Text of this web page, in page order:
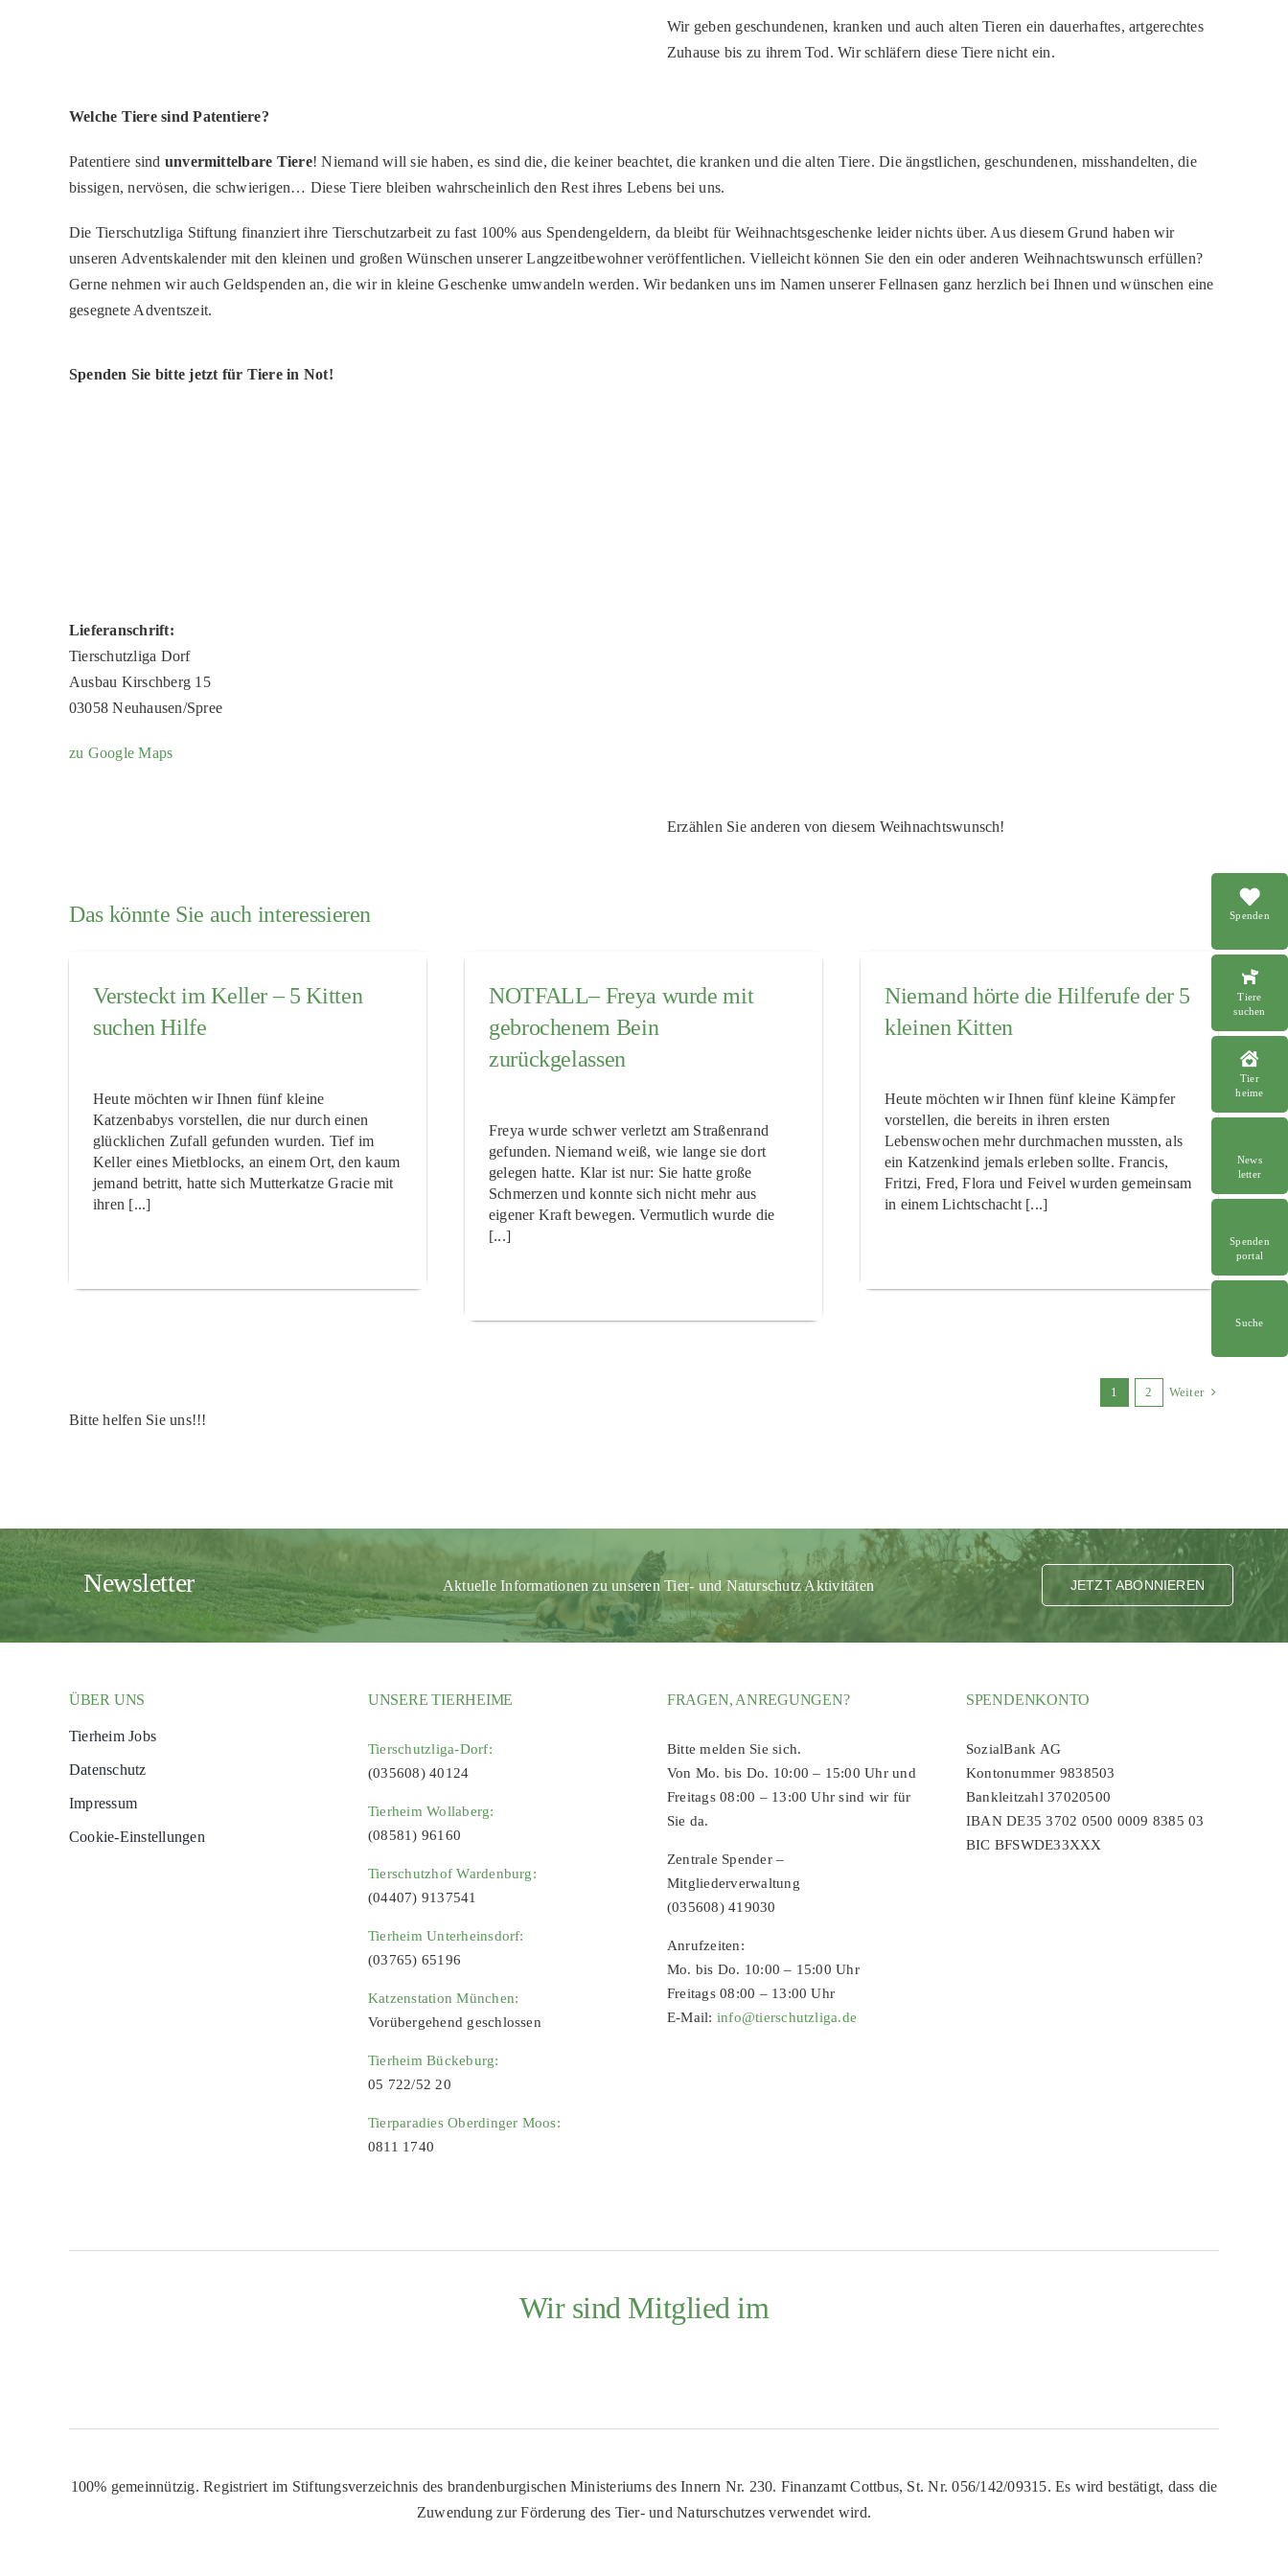
Spenden
Tiere
suchen
Tier
heime
News
letter
Spenden
portal
Suche
Wir geben geschundenen, kranken und auch alten Tieren ein dauerhaftes, artgerechtes
Zuhause bis zu ihrem Tod. Wir schläfern diese Tiere nicht ein.
Welche Tiere sind Patentiere?
Patentiere sind unvermittelbare Tiere! Niemand will sie haben, es sind die, die keiner beachtet, die kranken und die alten Tiere. Die ängstlichen, geschundenen, misshandelten, die
bissigen, nervösen, die schwierigen… Diese Tiere bleiben wahrscheinlich den Rest ihres Lebens bei uns.
Die Tierschutzliga Stiftung finanziert ihre Tierschutzarbeit zu fast 100% aus Spendengeldern, da bleibt für Weihnachtsgeschenke leider nichts über. Aus diesem Grund haben wir
unseren Adventskalender mit den kleinen und großen Wünschen unserer Langzeitbewohner veröffentlichen. Vielleicht können Sie den ein oder anderen Weihnachtswunsch erfüllen?
Gerne nehmen wir auch Geldspenden an, die wir in kleine Geschenke umwandeln werden. Wir bedanken uns im Namen unserer Fellnasen ganz herzlich bei Ihnen und wünschen eine
gesegnete Adventszeit.
Spenden Sie bitte jetzt für Tiere in Not!
Lieferanschrift:
Tierschutzliga Dorf
Ausbau Kirschberg 15
03058 Neuhausen/Spree
zu Google Maps
Erzählen Sie anderen von diesem Weihnachtswunsch!
Das könnte Sie auch interessieren
Versteckt im Keller – 5 Kitten
suchen Hilfe
Heute möchten wir Ihnen fünf kleine
Katzenbabys vorstellen, die nur durch einen
glücklichen Zufall gefunden wurden. Tief im
Keller eines Mietblocks, an einem Ort, den kaum
jemand betritt, hatte sich Mutterkatze Gracie mit
ihren [...]
NOTFALL– Freya wurde mit
gebrochenem Bein
zurückgelassen
Freya wurde schwer verletzt am Straßenrand
gefunden. Niemand weiß, wie lange sie dort
gelegen hatte. Klar ist nur: Sie hatte große
Schmerzen und konnte sich nicht mehr aus
eigener Kraft bewegen. Vermutlich wurde die
[...]
Niemand hörte die Hilferufe der 5
kleinen Kitten
Heute möchten wir Ihnen fünf kleine Kämpfer
vorstellen, die bereits in ihren ersten
Lebenswochen mehr durchmachen mussten, als
ein Katzenkind jemals erleben sollte. Francis,
Fritzi, Fred, Flora und Feivel wurden gemeinsam
in einem Lichtschacht [...]
1 2 Weiter
Bitte helfen Sie uns!!!
Newsletter Aktuelle Informationen zu unseren Tier- und Naturschutz Aktivitäten JETZT ABONNIEREN
ÜBER UNS
Tierheim Jobs
Datenschutz
Impressum
Cookie-Einstellungen
UNSERE TIERHEIME
Tierschutzliga-Dorf:
(035608) 40124
Tierheim Wollaberg:
(08581) 96160
Tierschutzhof Wardenburg:
(04407) 9137541
Tierheim Unterheinsdorf:
(03765) 65196
Katzenstation München:
Vorübergehend geschlossen
Tierheim Bückeburg:
05 722/52 20
Tierparadies Oberdinger Moos:
0811 1740
FRAGEN, ANREGUNGEN?
Bitte melden Sie sich.
Von Mo. bis Do. 10:00 – 15:00 Uhr und
Freitags 08:00 – 13:00 Uhr sind wir für
Sie da.
Zentrale Spender –
Mitgliederverwaltung
(035608) 419030
Anrufzeiten:
Mo. bis Do. 10:00 – 15:00 Uhr
Freitags 08:00 – 13:00 Uhr
E-Mail: info@tierschutzliga.de
SPENDENKONTO
SozialBank AG
Kontonummer 9838503
Bankleitzahl 37020500
IBAN DE35 3702 0500 0009 8385 03
BIC BFSWDE33XXX
Wir sind Mitglied im
100% gemeinnützig. Registriert im Stiftungsverzeichnis des brandenburgischen Ministeriums des Innern Nr. 230. Finanzamt Cottbus, St. Nr. 056/142/09315. Es wird bestätigt, dass die
Zuwendung zur Förderung des Tier- und Naturschutzes verwendet wird.